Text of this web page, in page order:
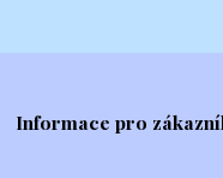
Informace pro